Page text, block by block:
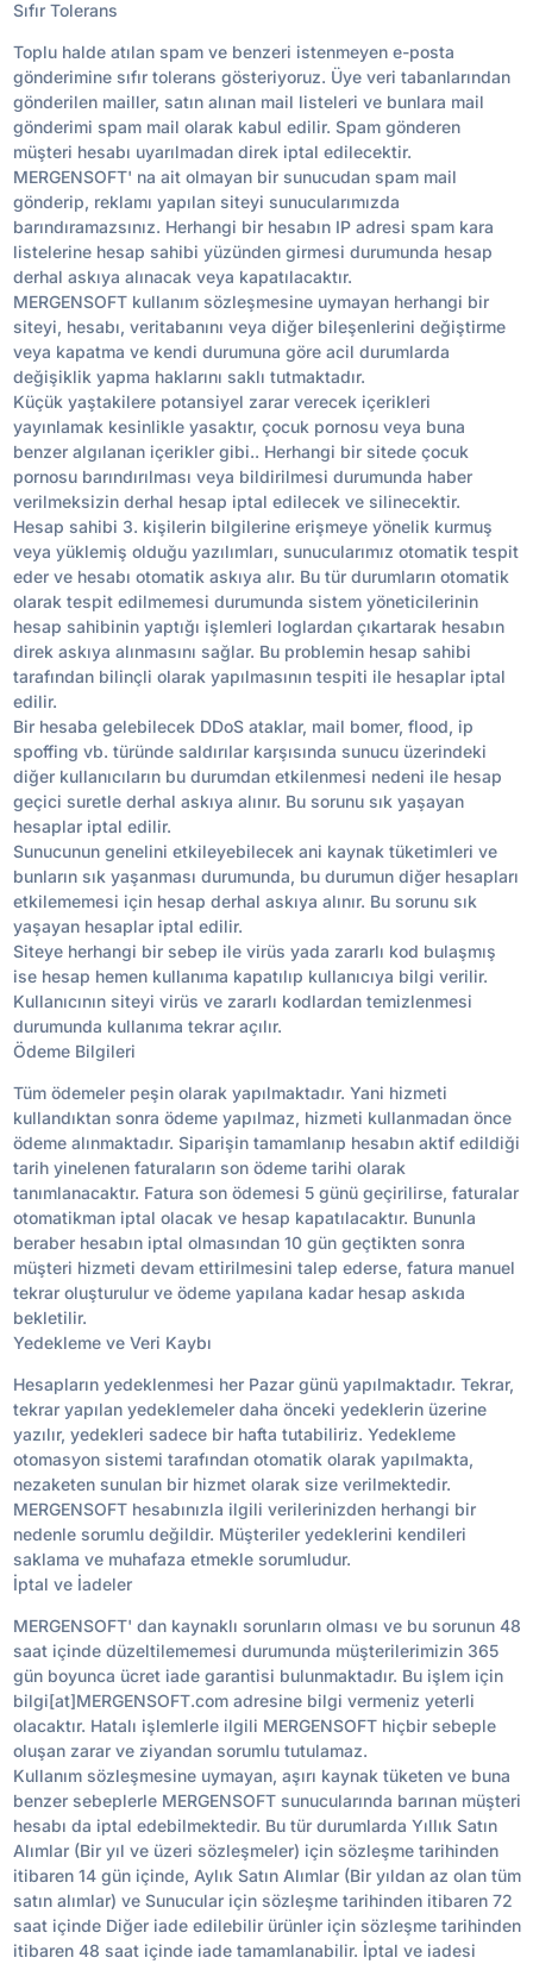
Sıfır Tolerans
Toplu halde atılan spam ve benzeri istenmeyen e-posta
gönderimine sıfır tolerans gösteriyoruz. Üye veri tabanlarından
gönderilen mailler, satın alınan mail listeleri ve bunlara mail
gönderimi spam mail olarak kabul edilir. Spam gönderen
müşteri hesabı uyarılmadan direk iptal edilecektir.
MERGENSOFT' na ait olmayan bir sunucudan spam mail
gönderip, reklamı yapılan siteyi sunucularımızda
barındıramazsınız. Herhangi bir hesabın IP adresi spam kara
listelerine hesap sahibi yüzünden girmesi durumunda hesap
derhal askıya alınacak veya kapatılacaktır.
MERGENSOFT kullanım sözleşmesine uymayan herhangi bir
siteyi, hesabı, veritabanını veya diğer bileşenlerini değiştirme
veya kapatma ve kendi durumuna göre acil durumlarda
değişiklik yapma haklarını saklı tutmaktadır.
Küçük yaştakilere potansiyel zarar verecek içerikleri
yayınlamak kesinlikle yasaktır, çocuk pornosu veya buna
benzer algılanan içerikler gibi.. Herhangi bir sitede çocuk
pornosu barındırılması veya bildirilmesi durumunda haber
verilmeksizin derhal hesap iptal edilecek ve silinecektir.
Hesap sahibi 3. kişilerin bilgilerine erişmeye yönelik kurmuş
veya yüklemiş olduğu yazılımları, sunucularımız otomatik tespit
eder ve hesabı otomatik askıya alır. Bu tür durumların otomatik
olarak tespit edilmemesi durumunda sistem yöneticilerinin
hesap sahibinin yaptığı işlemleri loglardan çıkartarak hesabın
direk askıya alınmasını sağlar. Bu problemin hesap sahibi
tarafından bilinçli olarak yapılmasının tespiti ile hesaplar iptal
edilir.
Bir hesaba gelebilecek DDoS ataklar, mail bomer, flood, ip
spoffing vb. türünde saldırılar karşısında sunucu üzerindeki
diğer kullanıcıların bu durumdan etkilenmesi nedeni ile hesap
geçici suretle derhal askıya alınır. Bu sorunu sık yaşayan
hesaplar iptal edilir.
Sunucunun genelini etkileyebilecek ani kaynak tüketimleri ve
bunların sık yaşanması durumunda, bu durumun diğer hesapları
etkilememesi için hesap derhal askıya alınır. Bu sorunu sık
yaşayan hesaplar iptal edilir.
Siteye herhangi bir sebep ile virüs yada zararlı kod bulaşmış
ise hesap hemen kullanıma kapatılıp kullanıcıya bilgi verilir.
Kullanıcının siteyi virüs ve zararlı kodlardan temizlenmesi
durumunda kullanıma tekrar açılır.
Ödeme Bilgileri
Tüm ödemeler peşin olarak yapılmaktadır. Yani hizmeti
kullandıktan sonra ödeme yapılmaz, hizmeti kullanmadan önce
ödeme alınmaktadır. Siparişin tamamlanıp hesabın aktif edildiği
tarih yinelenen faturaların son ödeme tarihi olarak
tanımlanacaktır. Fatura son ödemesi 5 günü geçirilirse, faturalar
otomatikman iptal olacak ve hesap kapatılacaktır. Bununla
beraber hesabın iptal olmasından 10 gün geçtikten sonra
müşteri hizmeti devam ettirilmesini talep ederse, fatura manuel
tekrar oluşturulur ve ödeme yapılana kadar hesap askıda
bekletilir.
Yedekleme ve Veri Kaybı
Hesapların yedeklenmesi her Pazar günü yapılmaktadır. Tekrar,
tekrar yapılan yedeklemeler daha önceki yedeklerin üzerine
yazılır, yedekleri sadece bir hafta tutabiliriz. Yedekleme
otomasyon sistemi tarafından otomatik olarak yapılmakta,
nezaketen sunulan bir hizmet olarak size verilmektedir.
MERGENSOFT hesabınızla ilgili verilerinizden herhangi bir
nedenle sorumlu değildir. Müşteriler yedeklerini kendileri
saklama ve muhafaza etmekle sorumludur.
İptal ve İadeler
MERGENSOFT' dan kaynaklı sorunların olması ve bu sorunun 48
saat içinde düzeltilememesi durumunda müşterilerimizin 365
gün boyunca ücret iade garantisi bulunmaktadır. Bu işlem için
bilgi[at]MERGENSOFT.com adresine bilgi vermeniz yeterli
olacaktır. Hatalı işlemlerle ilgili MERGENSOFT hiçbir sebeple
oluşan zarar ve ziyandan sorumlu tutulamaz.
Kullanım sözleşmesine uymayan, aşırı kaynak tüketen ve buna
benzer sebeplerle MERGENSOFT sunucularında barınan müşteri
hesabı da iptal edebilmektedir. Bu tür durumlarda Yıllık Satın
Alımlar (Bir yıl ve üzeri sözleşmeler) için sözleşme tarihinden
itibaren 14 gün içinde, Aylık Satın Alımlar (Bir yıldan az olan tüm
satın alımlar) ve Sunucular için sözleşme tarihinden itibaren 72
saat içinde Diğer iade edilebilir ürünler için sözleşme tarihinden
itibaren 48 saat içinde iade tamamlanabilir. İptal ve iadesi